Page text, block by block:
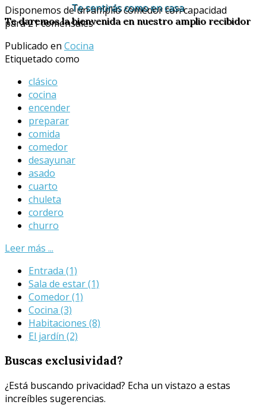
Te sentirás como en casa
Te daremos la bienvenida en nuestro amplio recibidor
Disponemos de un amplio comedor con capacidad
para 21 comensales
Publicado en Cocina
Etiquetado como
clásico
cocina
encender
preparar
comida
comedor
desayunar
asado
cuarto
chuleta
cordero
churro
Leer más ...
Entrada (1)
Sala de estar(1)
Comedor(1)
Cocina (3)
Habitaciones (8)
El jardín (2)
Buscas exclusividad?
¿Está buscando privacidad? Echa un vistazo a estas
increíbles sugerencias.